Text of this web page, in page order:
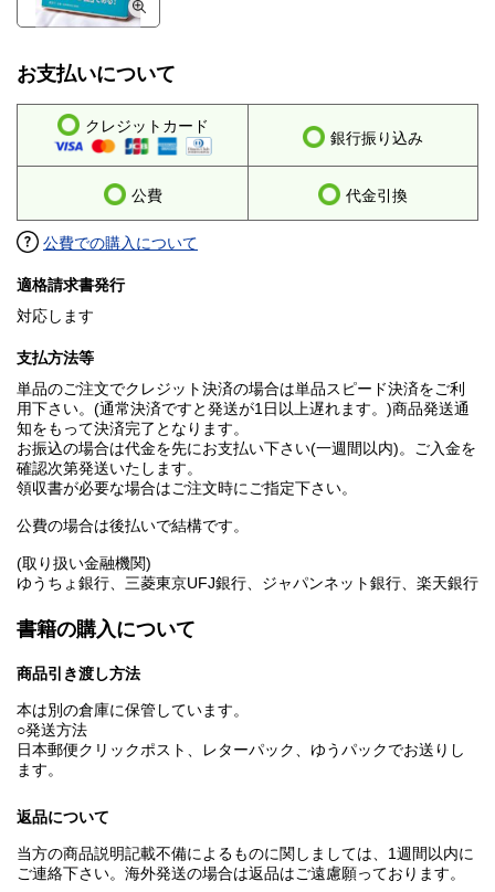
お支払いについて
クレジットカード
銀行振り込み
公費 代金引換
公費での購入について
適格請求書発行
対応します
支払方法等
単品のご注文でクレジット決済の場合は単品スピード決済をご利
用下さい。(通常決済ですと発送が1日以上遅れます。)商品発送通
知をもって決済完了となります。
お振込の場合は代金を先にお支払い下さい(一週間以内)。ご入金を
確認次第発送いたします。
領収書が必要な場合はご注文時にご指定下さい。
公費の場合は後払いで結構です。
(取り扱い金融機関)
ゆうちょ銀行、三菱東京UFJ銀行、ジャパンネット銀行、楽天銀行
書籍の購入について
商品引き渡し方法
本は別の倉庫に保管しています。
○発送方法
日本郵便クリックポスト、レターパック、ゆうパックでお送りし
ます。
返品について
当方の商品説明記載不備によるものに関しましては、1週間以内に
ご連絡下さい。海外発送の場合は返品はご遠慮願っております。